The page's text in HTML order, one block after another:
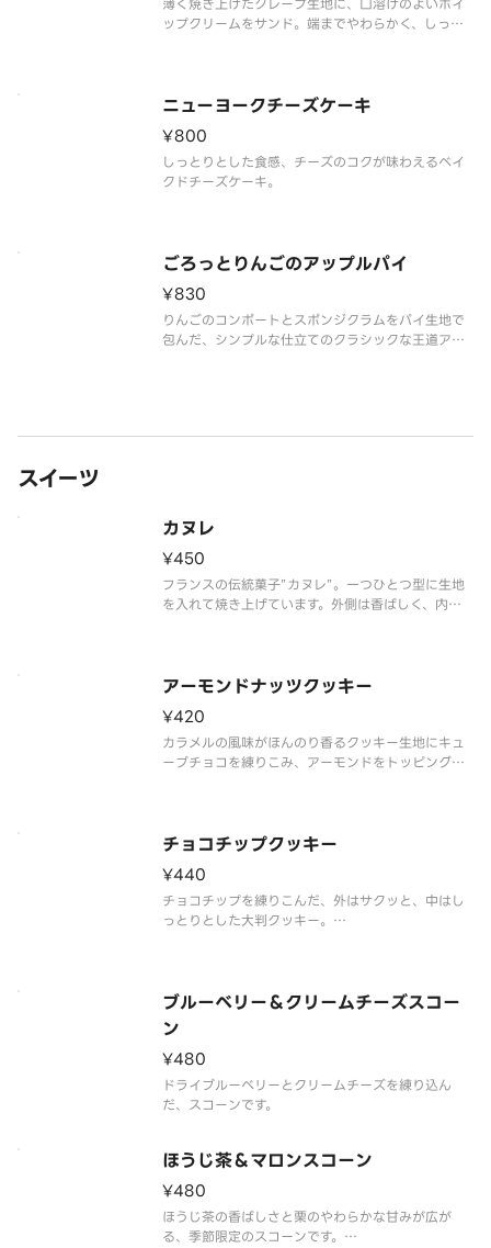
ップクリームをサンド。端までやわらかく、しっと
ニューヨークチーズケーキ
¥800
しっとりとした食感、チーズのコクが味わえるベイ
クドチーズケーキ。
ごろっとりんごのアップルパイ
¥830
りんごのコンポートとスポンジクラムをパイ生地で
包んだ、シンプルな仕立てのクラシックな王道アッ
スイーツ
カヌレ
¥450
フランスの伝統菓子”カヌレ”。一つひとつ型に生地
を入れて焼き上げています。外側は香ばしく、内側
アーモンドナッツクッキー
¥420
カラメルの風味がほんのり香るクッキー生地にキュ
ーブチョコを練りこみ、アーモンドをトッピングし
チョコチップクッキー
¥440
チョコチップを練りこんだ、外はサクッと、中はし
っとりとした大判クッキー。
ブルーベリー＆クリームチーズスコー
ン
¥480
ドライブルーベリーとクリームチーズを練り込ん
だ、スコーンです。
ほうじ茶＆マロンスコーン
¥480
ほうじ茶の香ばしさと栗のやわらかな甘みが広が
る、季節限定のスコーンです。